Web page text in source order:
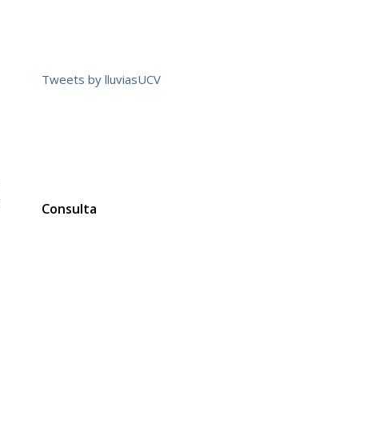
Tweets by lluviasUCV
Consulta